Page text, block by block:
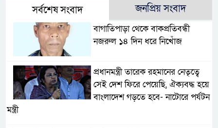
সর্বশেষ সংবাদ জনপ্রিয় সংবাদ
বাগাতিপাড়া থেকে বাকপ্রতিবন্ধী
নজরুল ১৪ দিন ধরে নিখোঁজ
প্রধানমন্ত্রী তারেক রহমানের নেতৃত্বে
সেই দেশ ফিরে পেয়েছি, ঐক্যবদ্ধ হয়ে
বাংলাদেশ গড়তে হবে- নাটোরে পর্যটন
মন্ত্রী